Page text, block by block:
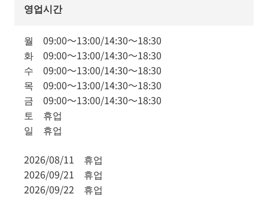
영업시간
월 09:00～13:00/14:30～18:30
화 09:00～13:00/14:30～18:30
수 09:00～13:00/14:30～18:30
목 09:00～13:00/14:30～18:30
금 09:00～13:00/14:30～18:30
토 휴업
일 휴업
2026/08/11 휴업
2026/09/21 휴업
2026/09/22 휴업